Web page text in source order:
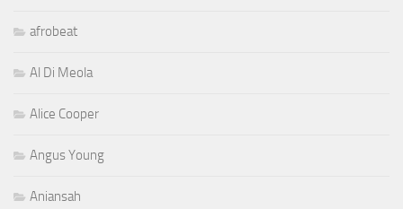
afrobeat
Al Di Meola
Alice Cooper
Angus Young
Aniansah